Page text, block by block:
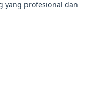
yang profesional dan